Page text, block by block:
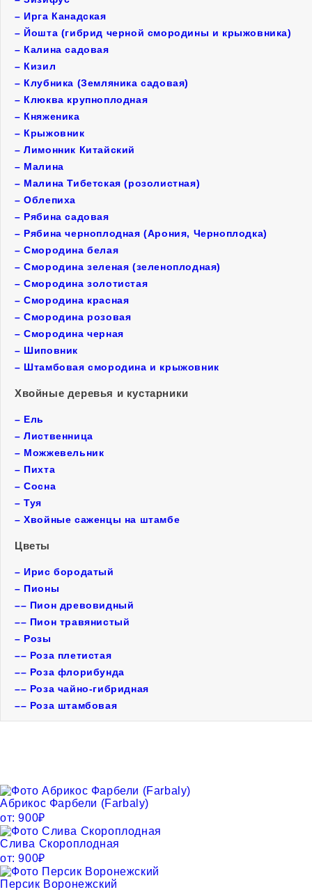
– Ирга Канадская
– Йошта (гибрид черной смородины и крыжовника)
– Калина садовая
– Кизил
– Клубника (Земляника садовая)
– Клюква крупноплодная
– Княженика
– Крыжовник
–Лимонник Китайский
– Малина
– Малина Тибетская (розолистная)
–Облепиха
– Рябина садовая
– Рябина черноплодная (Арония, Черноплодка)
–Смородина белая
–Смородина зеленая (зеленоплодная)
–Смородина золотистая
–Смородина красная
–Смородина розовая
–Смородина черная
– Шиповник
– Штамбовая смородина и крыжовник
Хвойные деревья и кустарники
– Ель
–Лиственница
– Можжевельник
– Пихта
–Сосна
–Туя
–Хвойные саженцы на штамбе
Цветы
– Ирис бородатый
– Пионы
–– Пион древовидный
–– Пион травянистый
– Розы
–– Роза плетистая
–– Роза флорибунда
–– Роза чайно-гибридная
–– Роза штамбовая
Абрикос Фарбели (Farbaly)
от:900₽
Слива Скороплодная
от:900₽
Персик Воронежский